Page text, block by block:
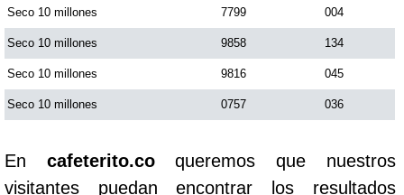
Seco 10 millones 7799 004
Seco 10 millones 9858 134
Seco 10 millones 9816 045
Seco 10 millones 0757 036
En cafeterito.coqueremos que nuestros
visitantes puedan encontrar los resultados